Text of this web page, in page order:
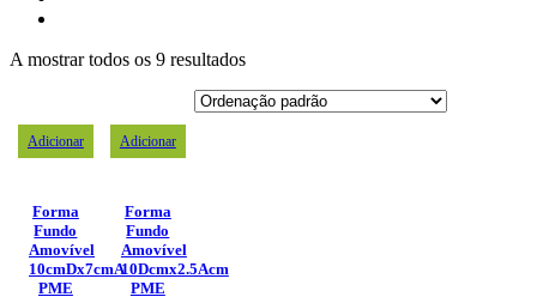
A mostrar todos os 9 resultados
Adicionar
Forma
Fundo
Amovível
10cmDx7cmA
PME
Adicionar
Forma
Fundo
Amovível
10Dcmx2.5Acm
PME